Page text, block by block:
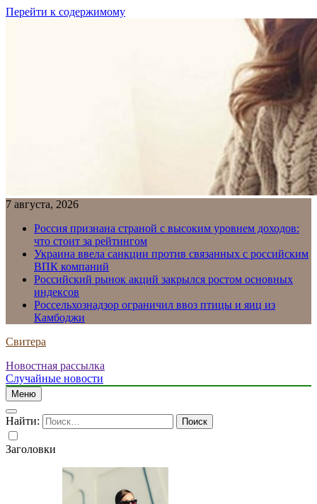
Перейти к содержимому
7 августа, 2026
Россия признана страной с высоким уровнем доходов:
что стоит за рейтингом
Украина ввела санкции против связанных с российским
ВПК компаний
Российский рынок акций закрылся ростом основных
индексов
Россельхознадзор ограничил ввоз птицы и яиц из
Камбоджи
Свитера
Новостная рассылка
Случайные новости
Меню
Найти:
Заголовки